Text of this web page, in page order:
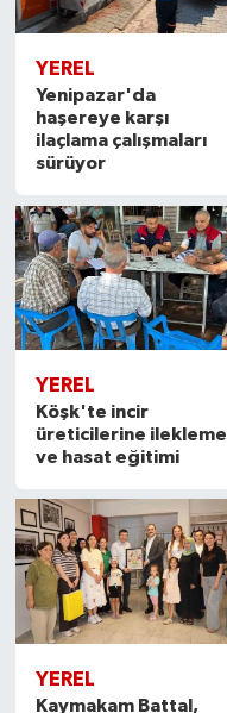
YEREL
Yenipazar'da
haşereye karşı
ilaçlama çalışmaları
sürüyor
YEREL
Köşk'te incir
üreticilerine ilekleme
ve hasat eğitimi
YEREL
Kaymakam Battal,